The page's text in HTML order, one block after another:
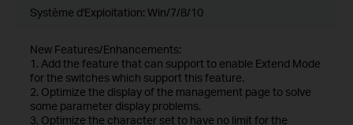
Système d'Exploitation: Win/7/8/10
New Features/Enhancements:
1. Add the feature that can support to enable Extend Mode
for the switches which support this feature.
2. Optimize the display of the management page to solve
some parameter display problems.
3. Optimize the character set to have no limit for the